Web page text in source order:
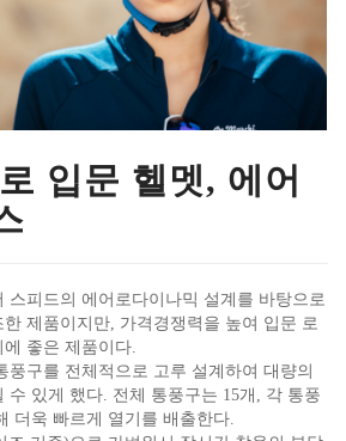
입문 헬멧, 에어
스피드의 에어로다이나믹 설계를 바탕으로
제품이지만, 가격경쟁력을 높여 입문 로
좋은 제품이다.
풍구를 전체적으로 고루 설계하여 대량의
수 있게 했다. 전체 통풍구는 15개, 각 통풍
더욱 빠르게 열기를 배출한다.